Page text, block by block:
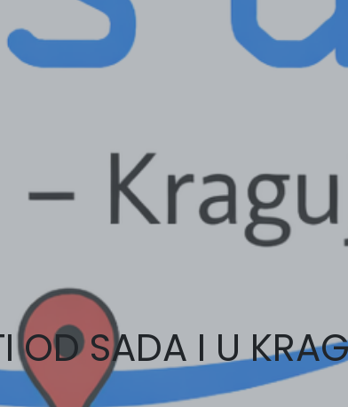
OD SADA I U